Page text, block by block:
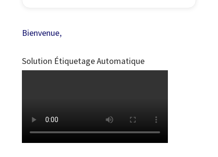
Bienvenue,
Solution Étiquetage Automatique